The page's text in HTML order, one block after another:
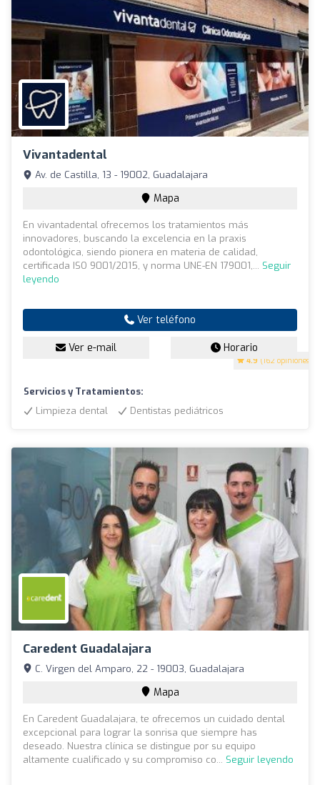
Vivantadental
4.9 (162 opiniones)
Av. de Castilla, 13 - 19002, Guadalajara
Mapa
En vivantadental ofrecemos los tratamientos más
innovadores, buscando la excelencia en la praxis
odontológica, siendo pionera en materia de calidad,
certificada ISO 9001/2015, y norma UNE-EN 179001,... Seguir
leyendo
Ver teléfono
Ver e-mail Horario
Servicios y Tratamientos:
Limpieza dental
Dentistas pediátricos
Caredent Guadalajara
C. Virgen del Amparo, 22 - 19003, Guadalajara
Mapa
En Caredent Guadalajara, te ofrecemos un cuidado dental
excepcional para lograr la sonrisa que siempre has
deseado. Nuestra clínica se distingue por su equipo
altamente cualificado y su compromiso co... Seguir leyendo